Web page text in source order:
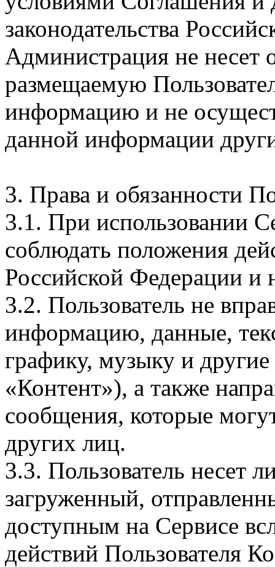
законодательства
Администрация не несет
размещаемую
информацию и не
данной информации
3. Права и обязанности
3.1. При использовании
соблюдать положения
Российской Федерации и
3.2. Пользователь не
информацию, данные,
графику, музыку и
«Контент»), а также
сообщения, которые
других лиц.
3.3. Пользователь несет
загруженный,
доступным на Сервисе
действий Пользователя